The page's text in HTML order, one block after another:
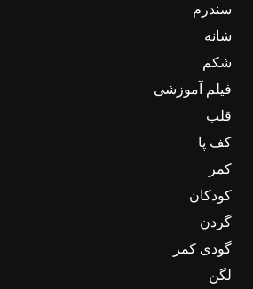
سندرم
شانه
شکم
فیلم آموزشی
قلب
کف پا
کمر
کودکان
گردن
گودی کمر
لگن